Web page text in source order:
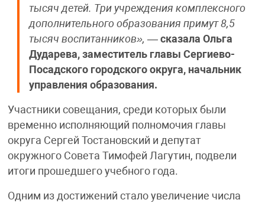
тысяч детей. Три учреждения комплексного
дополнительного образования примут 8,5
тысяч воспитанников», — сказала Ольга
Дударева, заместитель главы Сергиево-
Посадского городского округа, начальник
управления образования.
Участники совещания, среди которых были
временно исполняющий полномочия главы
округа Сергей Тостановский и депутат
окружного Совета Тимофей Лагутин, подвели
итоги прошедшего учебного года.
Одним из достижений стало увеличение числа